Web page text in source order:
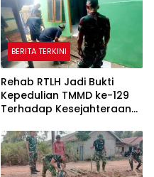
BERITA TERKINI
Rehab RTLH Jadi Bukti
Kepedulian TMMD ke-129
Terhadap Kesejahteraan